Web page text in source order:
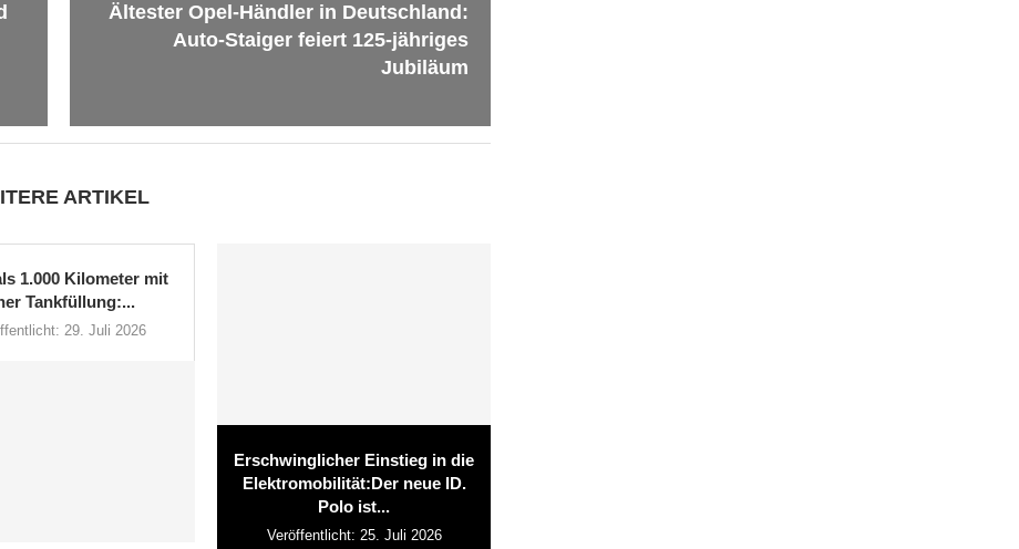
Ältester Opel-Händler in Deutschland:
Auto-Staiger feiert 125-jähriges
Jubiläum
ARTIKEL
1.000 Kilometer mit
Tankfüllung:...
29. Juli 2026
Erschwinglicher Einstieg in die
Elektromobilität:Der neue ID.
Polo ist...
Veröffentlicht: 25. Juli 2026